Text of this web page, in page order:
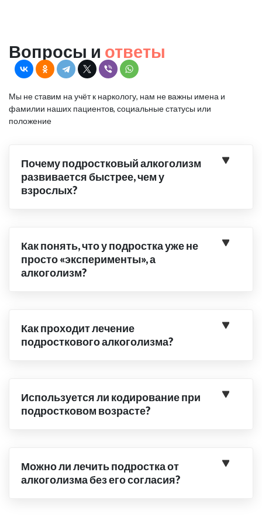
Вопросы и ответы
Мы не ставим на учёт к наркологу, нам не важны имена и
фамилии наших пациентов, социальные статусы или
положение
Почему подростковый алкоголизм
развивается быстрее, чем у
взрослых?
Как понять, что у подростка уже не
просто «эксперименты», а
алкоголизм?
Как проходит лечение
подросткового алкоголизма?
Используется ли кодирование при
подростковом возрасте?
Можно ли лечить подростка от
алкоголизма без его согласия?